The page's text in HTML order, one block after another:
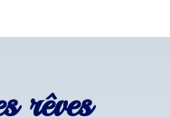
rêves